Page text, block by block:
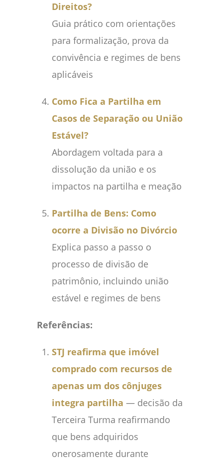
Direitos?
Guia prático com orientações
para formalização, prova da
convivência e regimes de bens
aplicáveis
Como Fica a Partilha em
Casos de Separação ou União
Estável?
Abordagem voltada para a
dissolução da união e os
impactos na partilha e meação
Partilha de Bens: Como
ocorre a Divisão no Divórcio
Explica passo a passo o
processo de divisão de
patrimônio, incluindo união
estável e regimes de bens
Referências:
STJ reafirma que imóvel
comprado com recursos de
apenas um dos cônjuges
integra partilha — decisão da
Terceira Turma reafirmando
que bens adquiridos
onerosamente durante